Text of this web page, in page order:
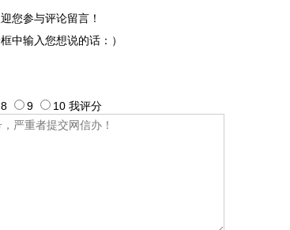
您参与评论留言！
中输入您想说的话：）
8 9 10 我评分